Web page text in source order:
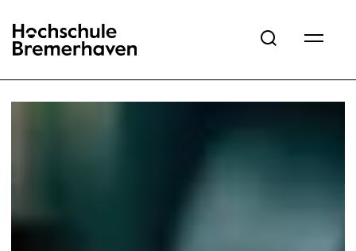
Hochschule Bremerhaven